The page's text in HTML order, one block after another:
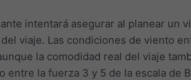
intentará asegurar al planear un
viaje. Las condiciones de viento
la comodidad real del viaje
entre la fuerza 3 y 5 de la escala de